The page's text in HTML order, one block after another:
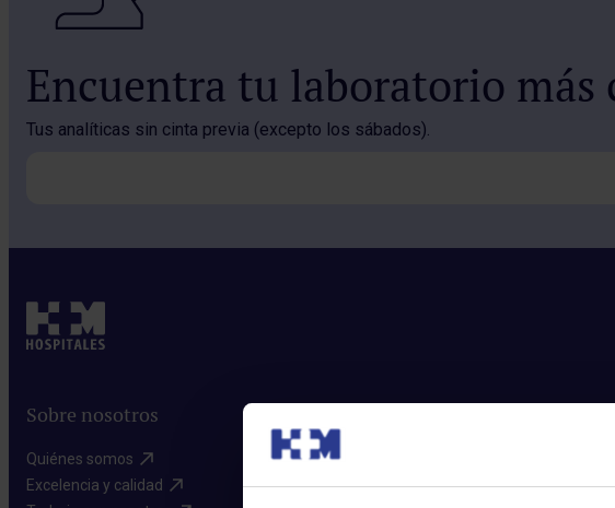
Encuentra tu laboratorio más
Tus analíticas sin cinta previa (excepto los sábados).
Sobre nosotros
Quiénes somos​
Excelencia y calidad​